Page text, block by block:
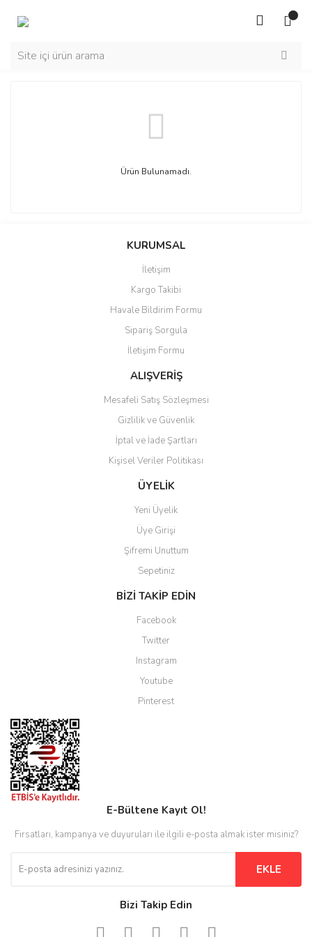
Ürün Bulunamadı.
KURUMSAL
İletişim
Kargo Takibi
Havale Bildirim Formu
Sipariş Sorgula
İletişim Formu
ALIŞVERİŞ
Mesafeli Satış Sözleşmesi
Gizlilik ve Güvenlik
İptal ve İade Şartları
Kişisel Veriler Politikası
ÜYELİK
Yeni Üyelik
Üye Girişi
Şifremi Unuttum
Sepetiniz
BİZİ TAKİP EDİN
Facebook
Twitter
Instagram
Youtube
Pinterest
E-Bültene Kayıt Ol!
Fırsatları, kampanya ve duyuruları ile ilgili e-posta almak ister misiniz?
EKLE
Bizi Takip Edin